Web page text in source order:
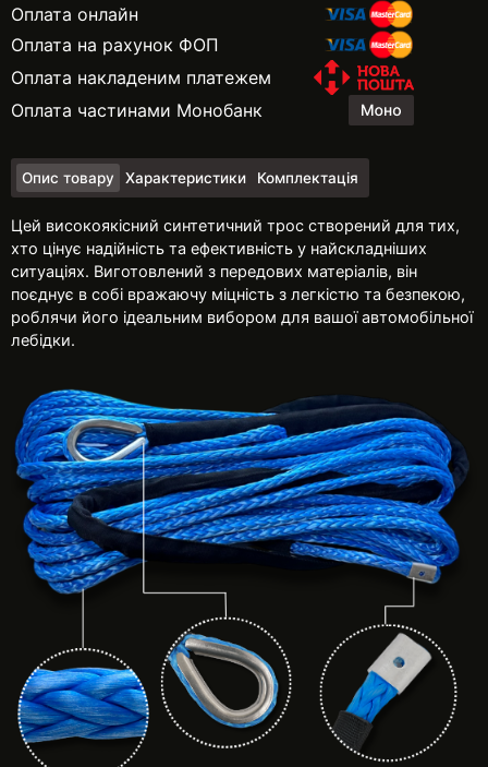
Оплата онлайн
Оплата на рахунок ФОП
Оплата накладеним платежем
Оплата частинами Монобанк
Опис товару Характеристики Комплектація
Цей високоякісний синтетичний трос створений для тих,
хто цінує надійність та ефективність у найскладніших
ситуаціях. Виготовлений з передових матеріалів, він
поєднує в собі вражаючу міцність з легкістю та безпекою,
роблячи його ідеальним вибором для вашої автомобільної
лебідки.